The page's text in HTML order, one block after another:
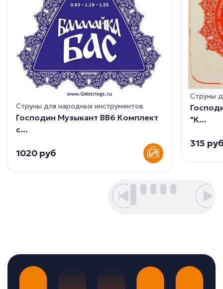
Струны для народных инструментов
Господин Музыкант BB6 Комплект
с...
1020 руб
Струны
"К...
315